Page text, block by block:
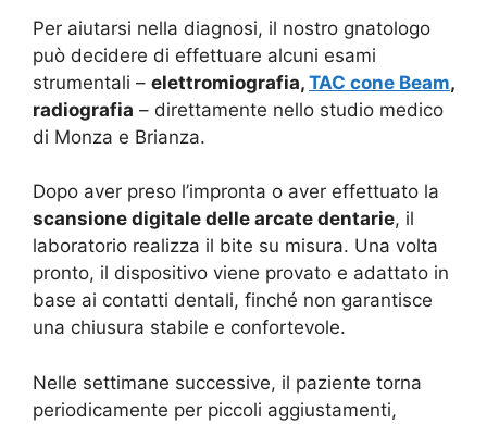
Per aiutarsi nella diagnosi, il nostro gnatologo
può decidere di effettuare alcuni esami
strumentali – elettromiografia, TAC cone Beam,
radiografia – direttamente nello studio medico
di Monza e Brianza.
Dopo aver preso l’impronta o aver effettuato la
scansione digitale delle arcate dentarie, il
laboratorio realizza il bite su misura. Una volta
pronto, il dispositivo viene provato e adattato in
base ai contatti dentali, finché non garantisce
una chiusura stabile e confortevole.
Nelle settimane successive, il paziente torna
periodicamente per piccoli aggiustamenti,